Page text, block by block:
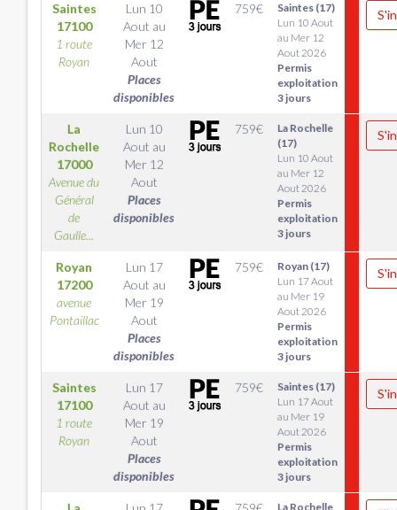
Saintes
17100
1 route
Royan
Lun 10
Aout au
Mer 12
Aout
Places
disponibles
759€
Saintes (17)
Lun 10 Aout
au Mer 12
Aout 2026
Permis
exploitation
3 jours
La
Rochelle
17000
Avenue du
Général
de
Gaulle...
Lun 10
Aout au
Mer 12
Aout
Places
disponibles
759€
La Rochelle
(17)
Lun 10 Aout
au Mer 12
Aout 2026
Permis
exploitation
3 jours
Royan
17200
avenue
Pontaillac
Lun 17
Aout au
Mer 19
Aout
Places
disponibles
759€
Royan (17)
Lun 17 Aout
au Mer 19
Aout 2026
Permis
exploitation
3 jours
Saintes
17100
1 route
Royan
Lun 17
Aout au
Mer 19
Aout
Places
disponibles
759€
Saintes (17)
Lun 17 Aout
au Mer 19
Aout 2026
Permis
exploitation
3 jours
La Rochelle